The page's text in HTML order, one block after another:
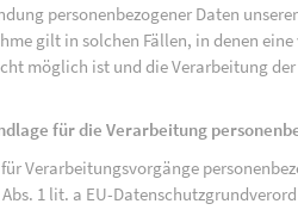
personenbezogener Daten
gilt in solchen Fällen, in denen
möglich ist und die Verarbeitung
für die Verarbeitung
Verarbeitungsvorgänge
1 lit. a EU-